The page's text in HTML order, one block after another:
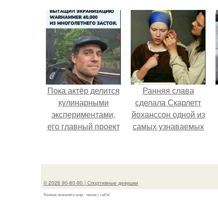
Пока актёр делится
кулинарными
экспериментами,
его главный проект
Ранняя слава
сделала Скарлетт
йоханссон одной из
самых узнаваемых
фасадом
© 2026 90-60-90 | Спортивные девушки
Хочешь изменить мир - начни с себя!